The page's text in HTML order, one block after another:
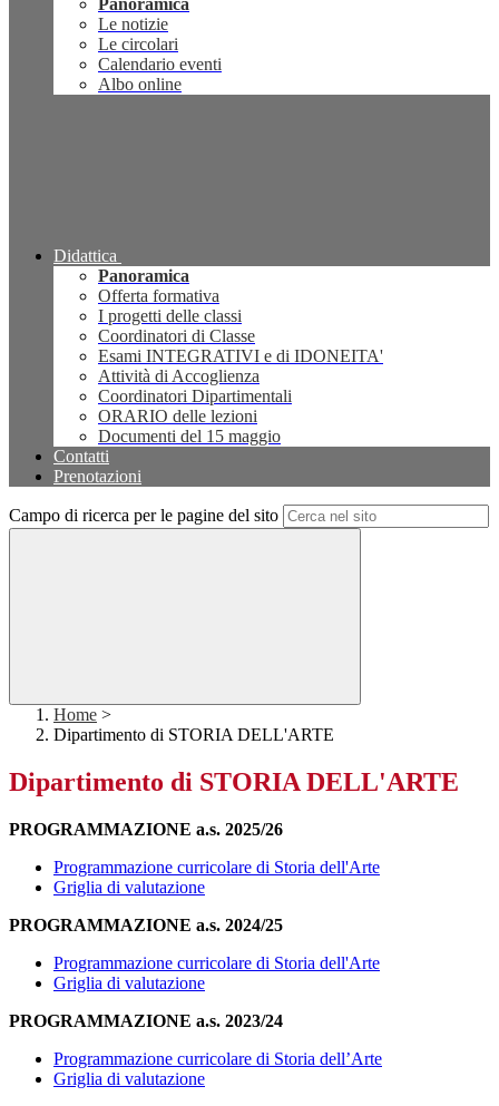
Panoramica
Le notizie
Le circolari
Calendario eventi
Albo online
Didattica
Panoramica
Offerta formativa
I progetti delle classi
Coordinatori di Classe
Esami INTEGRATIVI e di IDONEITA'
Attività di Accoglienza
Coordinatori Dipartimentali
ORARIO delle lezioni
Documenti del 15 maggio
Contatti
Prenotazioni
Campo di ricerca per le pagine del sito
Home >
Dipartimento di STORIA DELL'ARTE
Dipartimento di STORIA DELL'ARTE
PROGRAMMAZIONE a.s. 2025/26
Programmazione curricolare di Storia dell'Arte
Griglia di valutazione
PROGRAMMAZIONE a.s. 2024/25
Programmazione curricolare di Storia dell'Arte
Griglia di valutazione
PROGRAMMAZIONE a.s. 2023/24
Programmazione curricolare di Storia dell’Arte
Griglia di valutazione